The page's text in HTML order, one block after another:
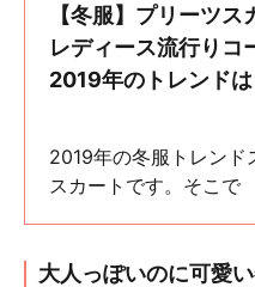
【冬服】プリーツス
レディース流行りコ
2019年のトレンドは
2019年の冬服トレンド
スカートです。そこで
大人っぽいのに可愛